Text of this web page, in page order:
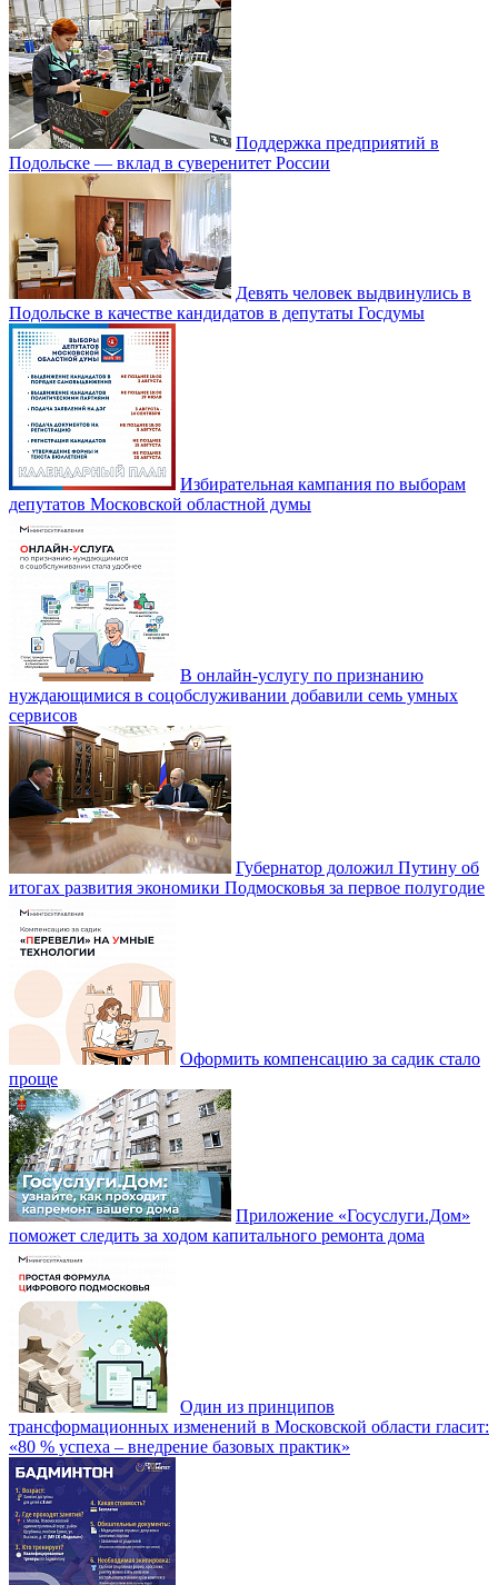
Поддержка предприятий в
Подольске — вклад в суверенитет России
Девять человек выдвинулись в
Подольске в качестве кандидатов в депутаты Госдумы
Избирательная кампания по выборам
депутатов Московской областной думы
В онлайн-услугу по признанию
нуждающимися в соцобслуживании добавили семь умных
сервисов
Губернатор доложил Путину об
итогах развития экономики Подмосковья за первое полугодие
Оформить компенсацию за садик стало
проще
Приложение «Госуслуги.Дом»
поможет следить за ходом капитального ремонта дома
Один из принципов
трансформационных изменений в Московской области гласит:
«80 % успеха – внедрение базовых практик»